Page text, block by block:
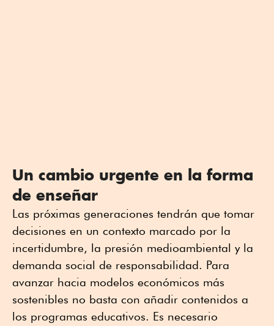
Un cambio urgente en la forma
de enseñar
Las próximas generaciones tendrán que tomar
decisiones en un contexto marcado por la
incertidumbre, la presión medioambiental y la
demanda social de responsabilidad. Para
avanzar hacia modelos económicos más
sostenibles no basta con añadir contenidos a
los programas educativos. Es necesario